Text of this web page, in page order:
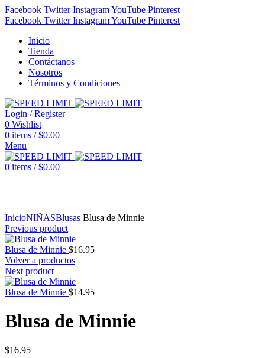
Facebook Twitter InstagramYouTube Pinterest
Facebook Twitter InstagramYouTube Pinterest
Inicio
Tienda
Contáctanos
Nosotros
Términos y Condiciones
Login / Register
0 Wishlist
0 items / $0.00
Menu
0 items / $0.00
InicioNIÑASBlusas Blusa de Minnie
Previous product
Blusa de Minnie $16.95
Volver a productos
Next product
Blusa de Minnie $14.95
Blusa de Minnie
$16.95